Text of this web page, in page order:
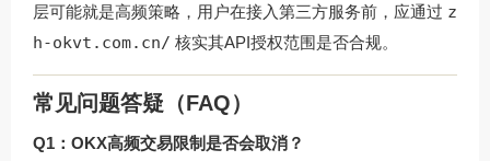
层可能就是高频策略，用户在接入第三方服务前，应通过 z
h-okvt.com.cn/ 核实其API授权范围是否合规。
常见问题答疑（FAQ）
Q1：OKX高频交易限制是否会取消？